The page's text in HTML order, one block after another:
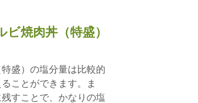
焼肉丼（特盛）
盛）の塩分量は比較的
ことができます。ま
すことで、かなりの塩